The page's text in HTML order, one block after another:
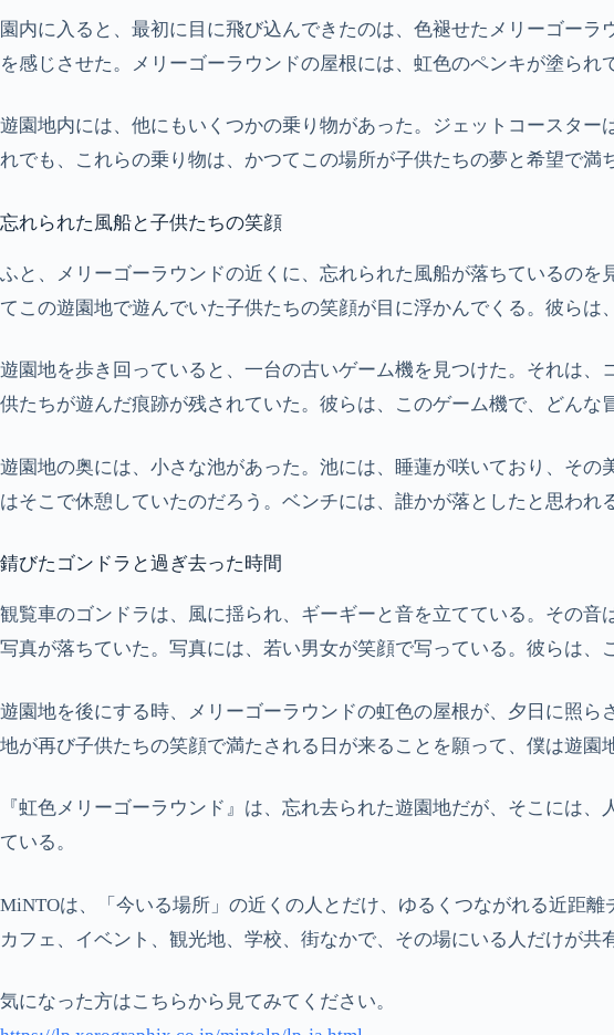
園内に入ると、最初に目に飛び込んできたのは、色褪せたメリーゴー
を感じさせた。メリーゴーラウンドの屋根には、虹色のペンキが塗られ
遊園地内には、他にもいくつかの乗り物があった。ジェットコースタ
れでも、これらの乗り物は、かつてこの場所が子供たちの夢と希望で満
忘れられた風船と子供たちの笑顔
ふと、メリーゴーラウンドの近くに、忘れられた風船が落ちているの
てこの遊園地で遊んでいた子供たちの笑顔が目に浮かんでくる。彼らは
遊園地を歩き回っていると、一台の古いゲーム機を見つけた。それは
供たちが遊んだ痕跡が残されていた。彼らは、このゲーム機で、どんな
遊園地の奥には、小さな池があった。池には、睡蓮が咲いており、そ
はそこで休憩していたのだろう。ベンチには、誰かが落としたと思わ
錆びたゴンドラと過ぎ去った時間
観覧車のゴンドラは、風に揺られ、ギーギーと音を立てている。その
写真が落ちていた。写真には、若い男女が笑顔で写っている。彼らは、
遊園地を後にする時、メリーゴーラウンドの虹色の屋根が、夕日に照
地が再び子供たちの笑顔で満たされる日が来ることを願って、僕は遊園
『虹色メリーゴーラウンド』は、忘れ去られた遊園地だが、そこには
ている。
MiNTOは、「今いる場所」の近くの人とだけ、ゆるくつながれる近距離
カフェ、イベント、観光地、学校、街なかで、その場にいる人だけが共
気になった方はこちらから見てみてください。